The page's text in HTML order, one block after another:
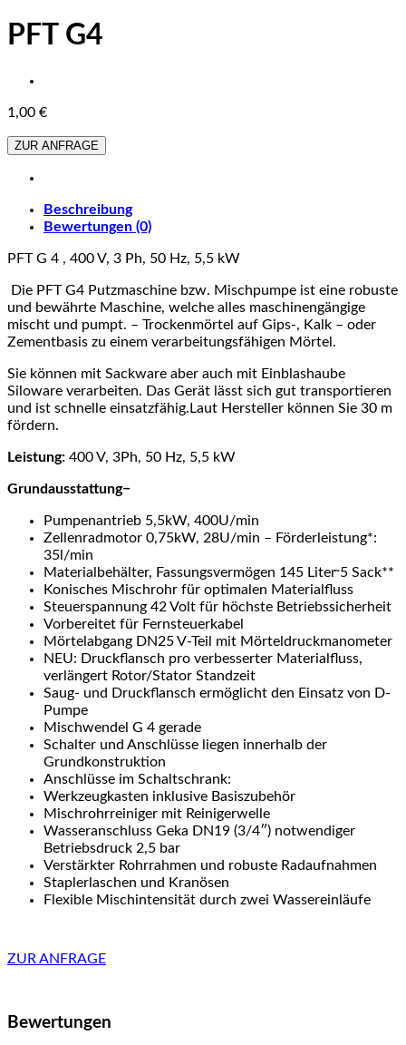
PFT G4
1,00 €
ZUR ANFRAGE
Beschreibung
Bewertungen (0)
PFT G 4 , 400 V, 3 Ph, 50 Hz, 5,5 kW
Die PFT G4 Putzmaschine bzw. Mischpumpe ist eine robuste
und bewährte Maschine, welche alles maschinengängige
mischt und pumpt. – Trockenmörtel auf Gips-, Kalk – oder
Zementbasis zu einem verarbeitungsfähigen Mörtel.
Sie können mit Sackware aber auch mit Einblashaube
Siloware verarbeiten. Das Gerät lässt sich gut transportieren
und ist schnelle einsatzfähig.Laut Hersteller können Sie 30 m
fördern.
Leistung: 400 V, 3Ph, 50 Hz, 5,5 kW
Grundausstattung−
Pumpenantrieb 5,5kW, 400U/min
Zellenradmotor 0,75kW, 28U/min – Förderleistung*:
35l/min
Materialbehälter, Fassungsvermögen 145 Liter ̴5 Sack**
Konisches Mischrohr für optimalen Materialfluss
Steuerspannung 42 Volt für höchste Betriebssicherheit
Vorbereitet für Fernsteuerkabel
Mörtelabgang DN25 V-Teil mit Mörteldruckmanometer
NEU: Druckflansch pro verbesserter Materialfluss,
verlängert Rotor/Stator Standzeit
Saug- und Druckflansch ermöglicht den Einsatz von D-
Pumpe
Mischwendel G 4 gerade
Schalter und Anschlüsse liegen innerhalb der
Grundkonstruktion
Anschlüsse im Schaltschrank:
Werkzeugkasten inklusive Basiszubehör
Mischrohrreiniger mit Reinigerwelle
Wasseranschluss Geka DN19 (3/4″) notwendiger
Betriebsdruck 2,5 bar
Verstärkter Rohrrahmen und robuste Radaufnahmen
Staplerlaschen und Kranösen
Flexible Mischintensität durch zwei Wassereinläufe
ZUR ANFRAGE
Bewertungen